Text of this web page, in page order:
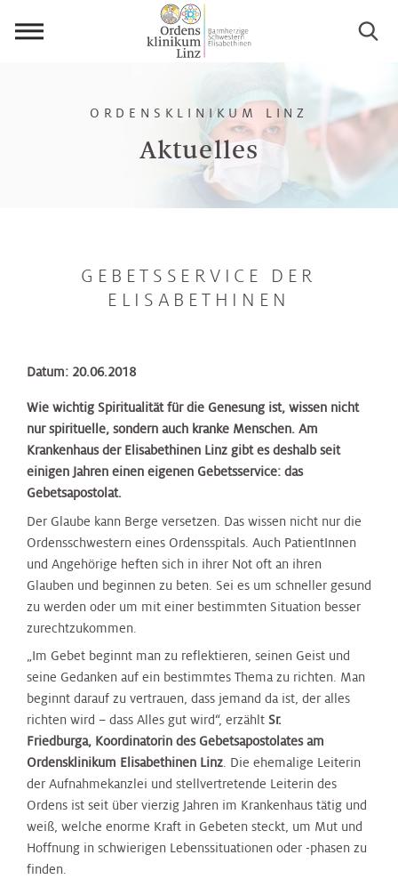
Aktuelles
ORDENSKLINIKUM LINZ
GEBETSSERVICE DER
ELISABETHINEN
Datum: 20.06.2018
Wie wichtig Spiritualität für die Genesung ist, wissen nicht
nur spirituelle, sondern auch kranke Menschen. Am
Krankenhaus der Elisabethinen Linz gibt es deshalb seit
einigen Jahren einen eigenen Gebetsservice: das
Gebetsapostolat.
Der Glaube kann Berge versetzen. Das wissen nicht nur die
Ordensschwestern eines Ordensspitals. Auch PatientInnen
und Angehörige heften sich in ihrer Not oft an ihren
Glauben und beginnen zu beten. Sei es um schneller gesund
zu werden oder um mit einer bestimmten Situation besser
zurechtzukommen.
„Im Gebet beginnt man zu reflektieren, seinen Geist und
seine Gedanken auf ein bestimmtes Thema zu richten. Man
beginnt darauf zu vertrauen, dass jemand da ist, der alles
richten wird – dass Alles gut wird“, erzählt Sr.
Friedburga, Koordinatorin des Gebetsapostolates am
Ordensklinikum Elisabethinen Linz. Die ehemalige Leiterin
der Aufnahmekanzlei und stellvertretende Leiterin des
Ordens ist seit über vierzig Jahren im Krankenhaus tätig und
weiß, welche enorme Kraft in Gebeten steckt, um Mut und
Hoffnung in schwierigen Lebenssituationen oder -phasen zu
finden.